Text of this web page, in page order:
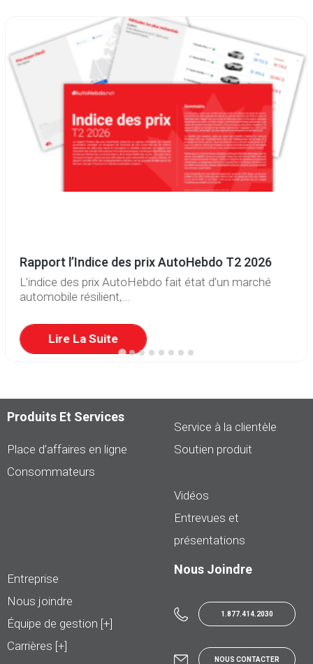
Rapport l’Indice des prix AutoHebdo T2 2026
L’indice des prix AutoHebdo fait état d’un marché
automobile résilient,...
Lire La Suite
Produits Et Services
Place d’affaires en ligne
Consommateurs
Service à la clientèle
Soutien produit
Vidéos
Entrevues et
présentations
Entreprise
Nous joindre
Équipe de gestion [+]
Carrières [+]
Nous Joindre
1.877.414.2030
NOUS CONTACTER